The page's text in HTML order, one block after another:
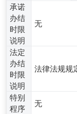
承诺
办结
时限
说明
无
法定
办结
时限
说明
法律法规规
特别
程序
无